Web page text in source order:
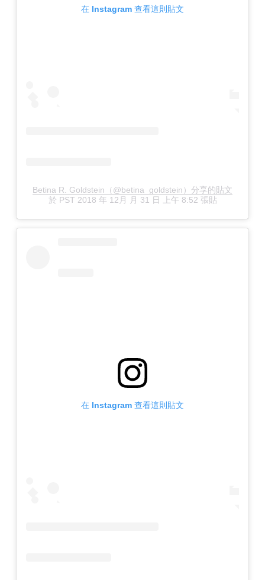
在 Instagram 查看這則貼文
Betina R. Goldstein（@betina_goldstein）分享的貼文
於 PST 2018 年 12月 月 31 日 上午 8:52 張貼
在 Instagram 查看這則貼文